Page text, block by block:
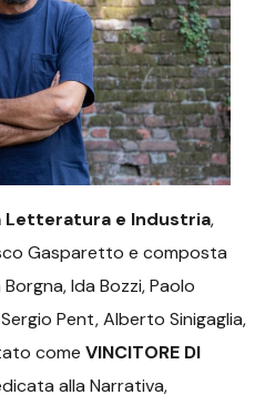
Letteratura e Industria,
Gasparetto e composta
Ida Bozzi, Paolo
Pent, Alberto Sinigaglia,
come VINCITORE DI
alla Narrativa,